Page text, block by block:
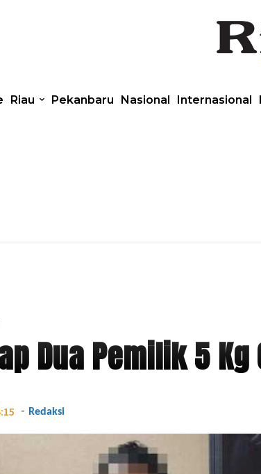
Riau Pekanbaru Nasional Internasional
Dua Pemilik 5 Kg
- Redaksi